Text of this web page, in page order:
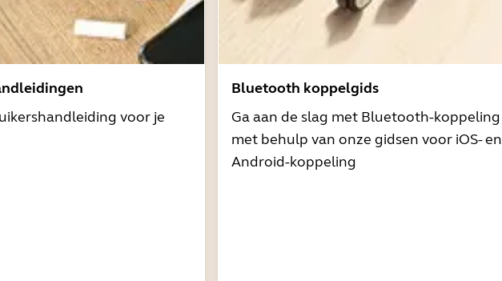
voor je
Bluetooth koppelgids
Ga aan de slag met Bluetooth-koppeling
met behulp van onze gidsen voor iOS- en
Android-koppeling